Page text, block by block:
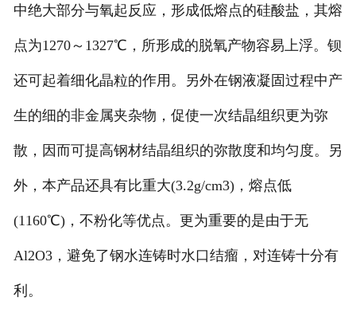
中绝大部分与氧起反应，形成低熔点的硅酸盐，其熔
点为1270～1327℃，所形成的脱氧产物容易上浮。钡
还可起着细化晶粒的作用。另外在钢液凝固过程中产
生的细的非金属夹杂物，促使一次结晶组织更为弥
散，因而可提高钢材结晶组织的弥散度和均匀度。另
外，本产品还具有比重大(3.2g/cm3)，熔点低
(1160℃)，不粉化等优点。更为重要的是由于无
Al2O3，避免了钢水连铸时水口结瘤，对连铸十分有
利。